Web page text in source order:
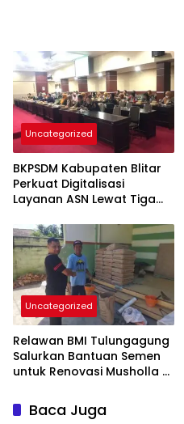
Uncategorized
BKPSDM Kabupaten Blitar
Perkuat Digitalisasi
Layanan ASN Lewat Tiga
Uncategorized
Relawan BMI Tulungagung
Salurkan Bantuan Semen
untuk Renovasi Musholla Al
Baca Juga